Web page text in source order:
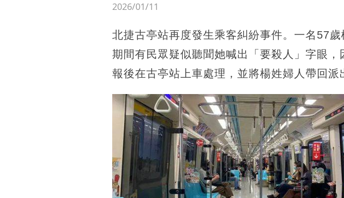
2026/01/11
北捷古亭站再度發生乘客糾紛事件。一名57
期間有民眾疑似聽聞她喊出「要殺人」字眼
報後在古亭站上車處理，並將楊姓婦人帶回派